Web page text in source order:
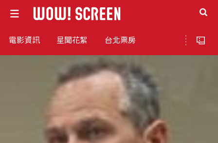
電影資訊 星聞花絮 台北票房